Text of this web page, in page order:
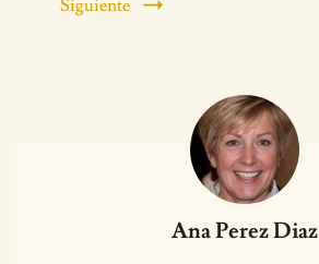
Siguiente
Ana Perez Diaz